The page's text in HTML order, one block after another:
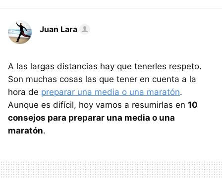
Juan Lara
A las largas distancias hay que tenerles respeto.
Son muchas cosas las que tener en cuenta a la
hora de preparar una media o una maratón.
Aunque es difícil, hoy vamos a resumirlas en 10
consejos para preparar una media o una
maratón.